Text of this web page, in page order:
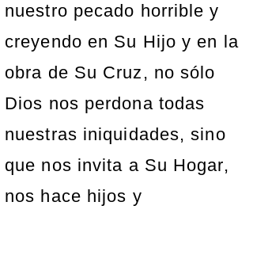
nuestro pecado horrible y
creyendo en Su Hijo y en la
obra de Su Cruz, no sólo
Dios nos perdona todas
nuestras iniquidades, sino
que nos invita a Su Hogar,
nos hace hijos y